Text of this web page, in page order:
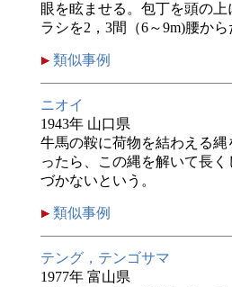
眼を眩ませる。包丁を頭の
ラシを2，3間（6～9m)腰か
類似事例
ニオイ
1943年 山口県
牛馬の鞍に荷物を結わえる
ったら、この縄を解いて長
づかないという。
類似事例
テング，テンゴサマ
1977年 富山県